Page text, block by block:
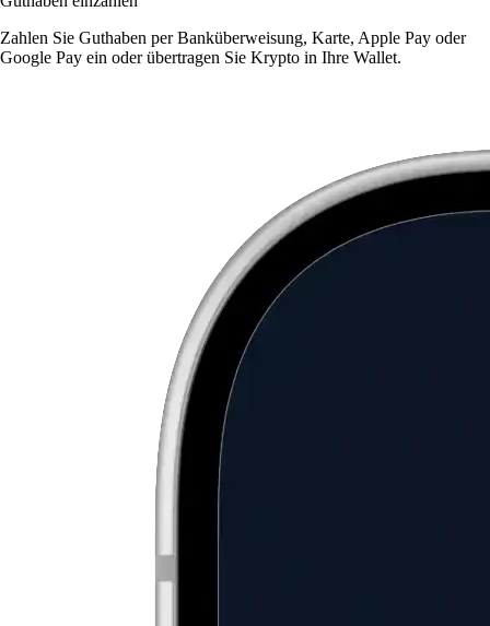
Zahlen Sie Guthaben per Banküberweisung, Karte, Apple Pay oder
Google Pay ein oder übertragen Sie Krypto in Ihre Wallet.